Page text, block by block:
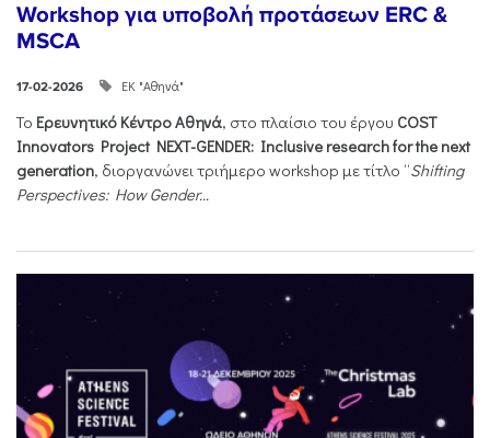
Workshop για υποβολή προτάσεων ERC &
MSCA
17-02-2026 ΕΚ "Αθηνά"
Το Ερευνητικό Κέντρο Αθηνά, στο πλαίσιο του έργου COST
Innovators Project NEXT-GENDER: Inclusive research for the next
generation, διοργανώνει τριήμερο workshop με τίτλο “Shifting
Perspectives: How Gender...